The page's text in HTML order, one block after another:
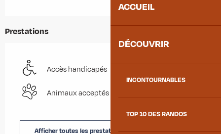
ACCUEIL
DÉCOUVRIR
INCONTOURNABLES
TOP 10 DES RANDOS
Prestations
Accès handicapés
Animaux acceptés
Afficher toutes les prestations